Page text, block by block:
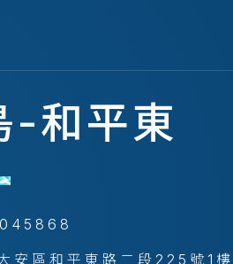
-和平東
安區和平東路二段225號1樓